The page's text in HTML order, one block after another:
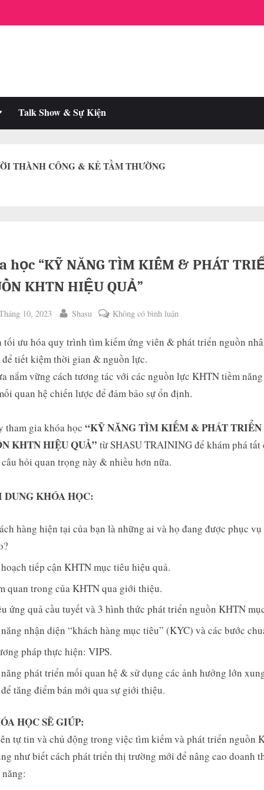
Talk Show & Sự Kiện
THÀNH CÔNG & KẺ TẦM THƯỜNG
học “KỸ NĂNG TÌM KIẾM & PHÁT
KHTN HIỆU QUẢ”
10, 2023 By
Shasu Không có bình luận
học
NĂNG
PHÁT
TRIỂN
tối ưu hóa quy trình tìm kiếm ứng viên & phát triển nguồn
tiết kiệm thời gian & nguồn lực.
nắm vững cách tương tác với các nguồn lực KHTN tiềm
quan hệ chiến lược để đảm bảo sự ổn định.
tham gia khóa học “KỸ NĂNG TÌM KIẾM & PHÁT TRIỂN
KHTN HIỆU QUẢ” từ SHASU TRAINING để khám phá tất
hỏi quan trọng này & nhiều hơn nữa.
DUNG KHÓA HỌC:
hàng hiện tại của bạn là những ai và họ đang được phục
tiếp cận KHTN mục tiêu hiệu quả.
quan trong của KHTN qua giới thiệu.
ứng quả cầu tuyết và 3 hình thức phát triển nguồn KHTN
nhận diện “khách hàng mục tiêu” (KYC) và các bước
pháp thực hiện: VIPS.
phát triển mối quan hệ & sử dụng các ảnh hưởng lớn
tăng điểm bán mới qua sự giới thiệu.
HỌC SẼ GIÚP:
tự tin và chủ động trong việc tìm kiếm và phát triển nguồn
như biết cách phát triển thị trường mới để nâng cao doanh